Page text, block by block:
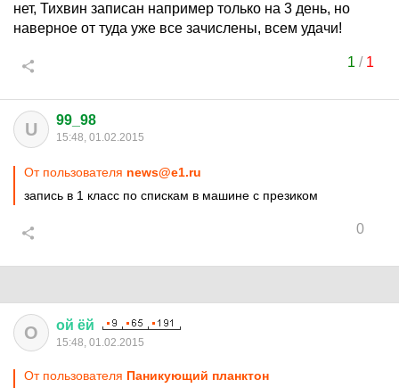
нет, Тихвин записан например только на 3 день, но
наверное от туда уже все зачислены, всем удачи!
1 / 1
U 99_98
15:48, 01.02.2015
От пользователя news@e1.ru
запись в 1 класс по спискам в машине с презиком
0
О ой ёй
15:48, 01.02.2015
От пользователя Паникующий планктон